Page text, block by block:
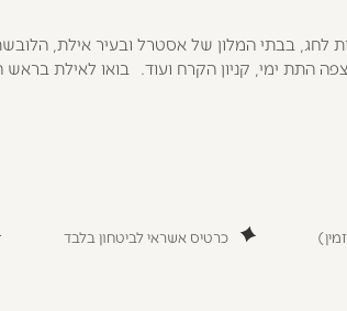
ליהנות משלל פעילויות מיוחדות לחג, בבתי המלון של אסטרל
כרטיס אשראי לביטחון בלבד